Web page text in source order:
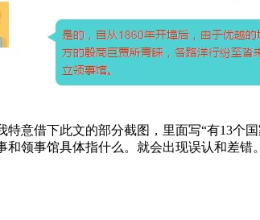
特意借下此文的部分截图，里面写“有13个
和领事馆具体指什么。就会出现误认和差错。